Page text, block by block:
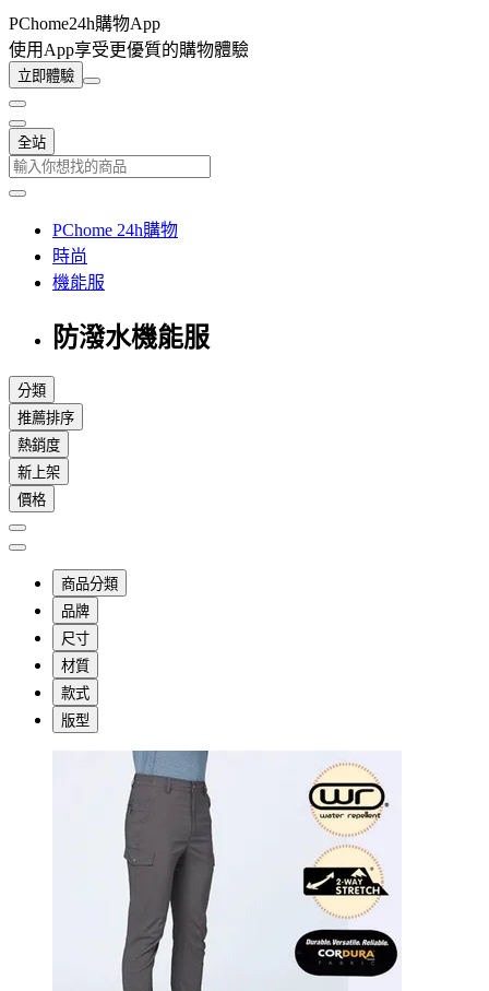
PChome24h購物App
使用App享受更優質的購物體驗
立即體驗
全站
PChome 24h購物
時尚
機能服
防潑水機能服
分類
推薦排序
熱銷度
新上架
價格
商品分類
品牌
尺寸
材質
款式
版型